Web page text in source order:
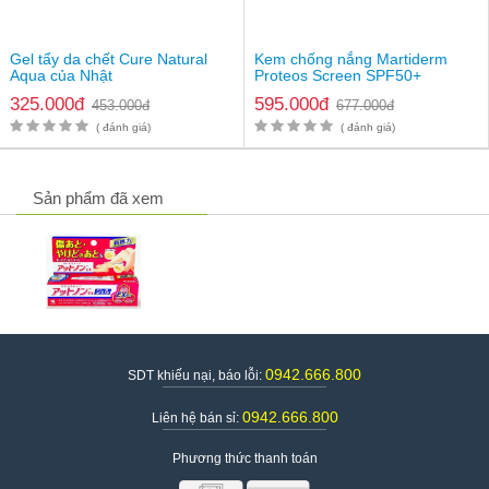
Gel tẩy da chết Cure Natural
Aqua của Nhật
325.000đ 453.000đ
( đánh giá)
Kem chống nắng Martiderm
Proteos Screen SPF50+
595.000đ 677.000đ
( đánh giá)
Sản phẩm đã xem
SDT khiếu nại, báo lỗi: 0942.666.800
Liên hệ bán sỉ: 0942.666.800
Phương thức thanh toán